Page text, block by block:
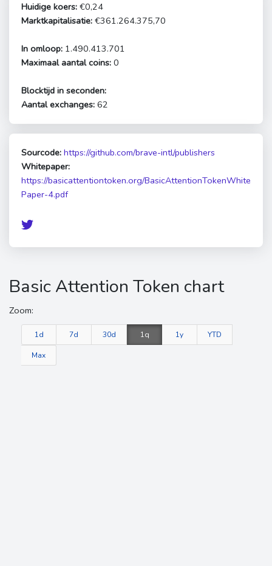
Huidige koers: €0,24
Marktkapitalisatie: €361.264.375,70
In omloop: 1.490.413.701
Maximaal aantal coins: 0
Blocktijd in seconden:
Aantal exchanges: 62
Sourcode: https://github.com/brave-intl/publishers
Whitepaper:
https://basicattentiontoken.org/BasicAttentionTokenWhite
Paper-4.pdf
Basic Attention Token chart
Zoom:
1d 7d 30d 1q 1y YTD
Max